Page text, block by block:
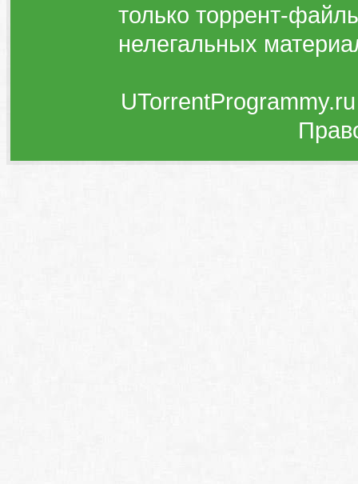
только торрент-
нелегальных
UTorrentProgrammy.ru